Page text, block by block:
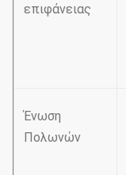
επιφάνειας
Ένωση
Πολωνών